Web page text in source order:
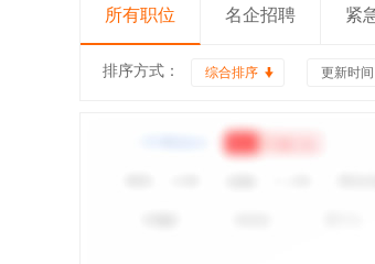
所有职位 名企招聘 紧
排序方式： 综合排序 更新时间